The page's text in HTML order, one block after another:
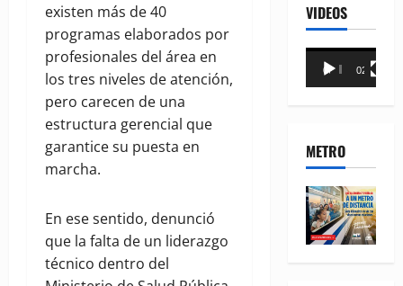
existen más de 40
programas elaborados por
profesionales del área en
los tres niveles de atención,
pero carecen de una
estructura gerencial que
garantice su puesta en
marcha.
En ese sentido, denunció
que la falta de un liderazgo
técnico dentro del
VIDEOS
Reproductor
00:00 02:18
METRO